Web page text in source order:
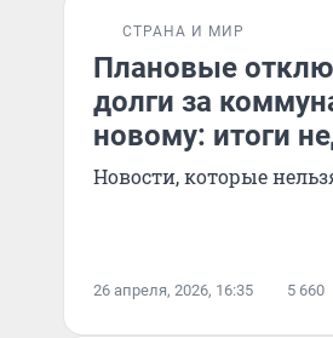
СТРАНА И МИР
Плановые
долги за
новому: итоги
Новости, которые
26 апреля, 2026, 16:35 5 660